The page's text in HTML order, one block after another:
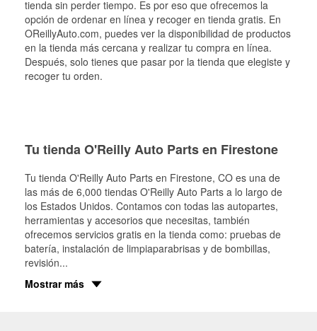
tienda sin perder tiempo. Es por eso que ofrecemos la
opción de ordenar en línea y recoger en tienda gratis. En
OReillyAuto.com, puedes ver la disponibilidad de productos
en la tienda más cercana y realizar tu compra en línea.
Después, solo tienes que pasar por la tienda que elegiste y
recoger tu orden.
Tu tienda O'Reilly Auto Parts en Firestone
Tu tienda O'Reilly Auto Parts en Firestone, CO es una de
las más de 6,000 tiendas O'Reilly Auto Parts a lo largo de
los Estados Unidos. Contamos con todas las autopartes,
herramientas y accesorios que necesitas, también
ofrecemos servicios gratis en la tienda como: pruebas de
batería, instalación de limpiaparabrisas y de bombillas,
revisión...
Mostrar más